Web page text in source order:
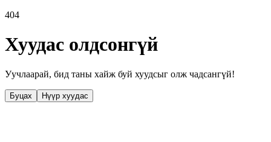
404
Хуудас олдсонгүй
Уучлаарай, бид таны хайж буй хуудсыг олж чадсангүй!
Буцах Нүүр хуудас